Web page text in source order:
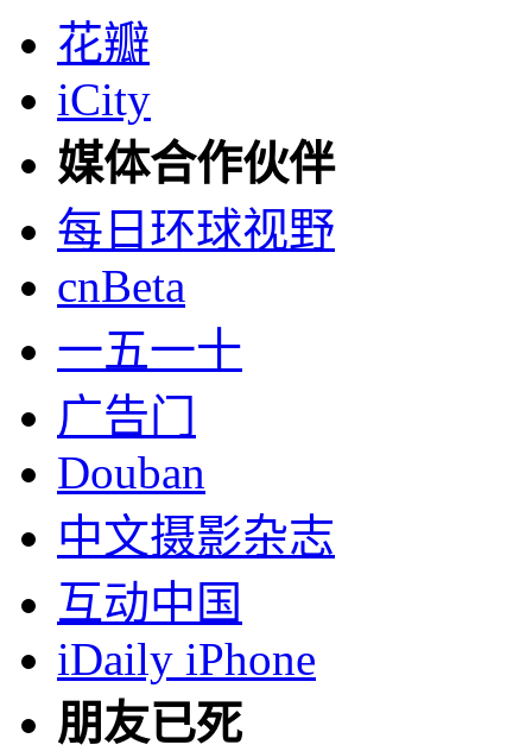
花瓣
iCity
媒体合作伙伴
每日环球视野
cnBeta
一五一十
广告门
Douban
中文摄影杂志
互动中国
iDaily iPhone
朋友已死